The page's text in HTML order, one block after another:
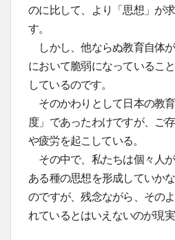
のに比して、より「思想」が
す。
しかし、他ならぬ教育自体
において脆弱になっているこ
しているのです。
そのかわりとして日本の教
度」であったわけですが、ご
や疲労を起こしている。
その中で、私たちは個々人が
ある種の思想を形成していか
のですが、残念ながら、その
れているとはいえないのが現実